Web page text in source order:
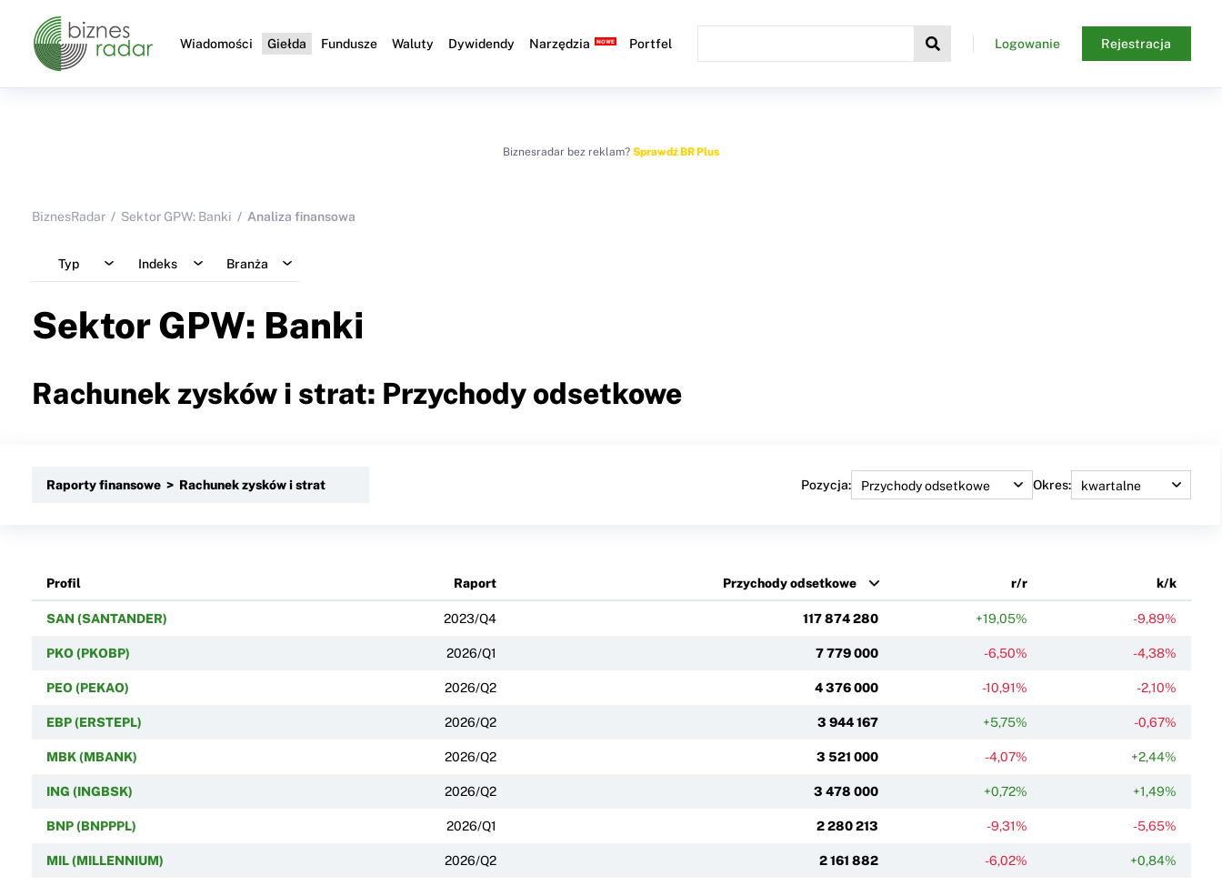
Wiadomości Giełda Fundusze Waluty Dywidendy Narzędzia Portfel Logowanie Rejestracja
Biznesradar bez reklam? Sprawdź BR Plus
BiznesRadar Sektor GPW: Banki Analiza finansowa
Typ Indeks Branża
Sektor GPW: Banki
Rachunek zysków i strat: Przychody odsetkowe
Raporty finansowe > Rachunek zysków i strat Pozycja: Okres:
Profil Raport Przychody odsetkowe r/r k/k
SAN (SANTANDER) 2023/Q4 117 874 280 +19,05% -9,89%
PKO (PKOBP) 2026/Q1 7 779 000 -6,50% -4,38%
PEO (PEKAO) 2026/Q2 4 376 000 -10,91% -2,10%
EBP (ERSTEPL) 2026/Q2 3 944 167 +5,75% -0,67%
MBK (MBANK) 2026/Q2 3 521 000 -4,07% +2,44%
ING (INGBSK) 2026/Q2 3 478 000 +0,72% +1,49%
BNP (BNPPPL) 2026/Q1 2 280 213 -9,31% -5,65%
MIL (MILLENNIUM) 2026/Q2 2 161 882 -6,02% +0,84%